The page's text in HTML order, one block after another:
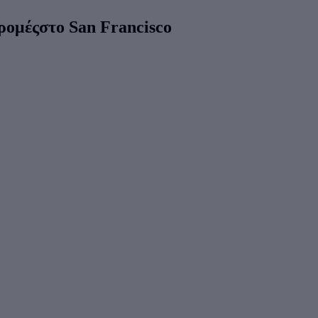
San Francisco